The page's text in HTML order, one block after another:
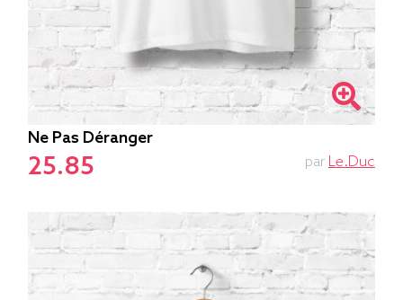
Ne Pas Déranger
25.85 par Le.duc